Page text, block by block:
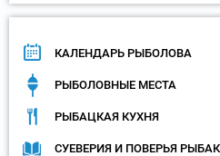
т
а
и
ц
ы
КАЛЕНДАРЬ РЫБОЛОВА
РЫБОЛОВНЫЕ МЕСТА
РЫБАЦКАЯ КУХНЯ
СУЕВЕРИЯ И ПОВЕРЬЯ